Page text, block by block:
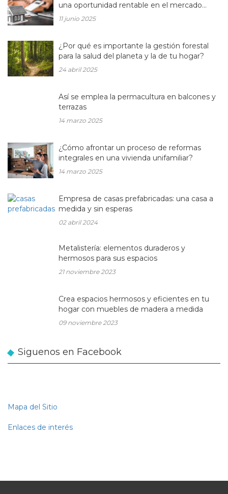
una oportunidad rentable en el mercado
inmobiliario actual
11 junio 2025
¿Por qué es importante la gestión forestal
para la salud del planeta y la de tu hogar?
24 abril 2025
Así se emplea la permacultura en balcones y
terrazas
14 marzo 2025
¿Cómo afrontar un proceso de reformas
integrales en una vivienda unifamiliar?
14 marzo 2025
Empresa de casas prefabricadas: una casa a
medida y sin esperas
02 abril 2024
Metalistería: elementos duraderos y
hermosos para sus espacios
21 noviembre 2023
Crea espacios hermosos y eficientes en tu
hogar con muebles de madera a medida
09 noviembre 2023
Siguenos en Facebook
Mapa del Sitio
Enlaces de interés